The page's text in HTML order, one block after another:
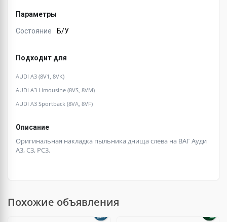
Параметры
Состояние Б/У
Подходит для
AUDI A3 (8V1, 8VK)
AUDI A3 Limousine (8VS, 8VM)
AUDI A3 Sportback (8VA, 8VF)
Описание
Оригинальная накладка пыльника днища слева на ВАГ Ауди
А3, С3, РС3.
Похожие объявления